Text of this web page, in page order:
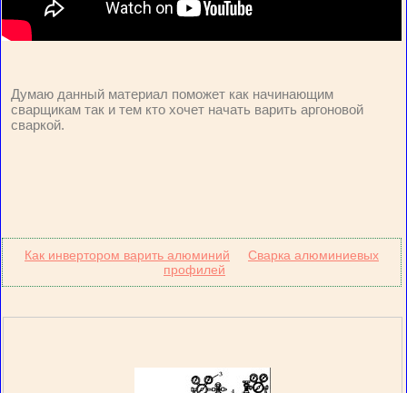
Думаю данный материал поможет как начинающим
сварщикам так и тем кто хочет начать варить аргоновой
сваркой.
Как инвертором варить алюминий
Сварка алюминиевых
профилей